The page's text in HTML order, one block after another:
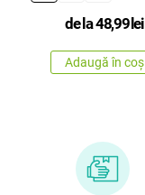
de la48,99lei
Adaugă în coș